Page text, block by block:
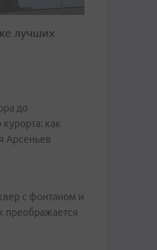
лучших
до
как
Арсеньев
с фонтаном и
преображается